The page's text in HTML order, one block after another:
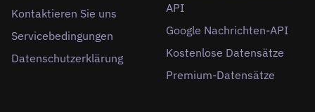
Kontaktieren Sie uns
Servicebedingungen
Datenschutzerklärung
API
Google Nachrichten-API
Kostenlose Datensätze
Premium-Datensätze